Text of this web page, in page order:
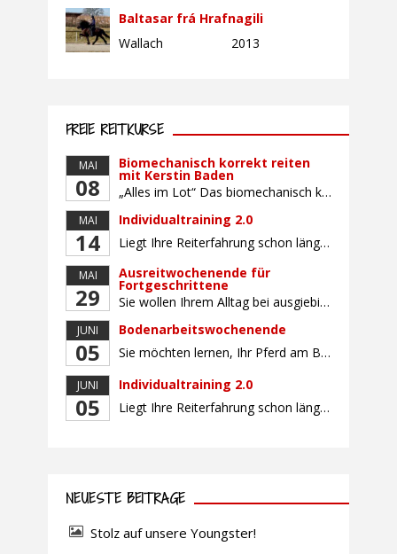
Baltasar frá Hrafnagili
Wallach
2013
FREIE REITKURSE
MAI
08
Biomechanisch korrekt reiten
mit Kerstin Baden
„Alles im Lot“ Das biomechanisch korrekte Reiten vereint viele wichtige Erkenntnisse der Reitkunst und der Physiologie von Pferd und Reiter miteinander. Ziel ist die größtmögliche Symmetrie des Reiters, denn erst wenn „alles im Lot“ ist, kann das Pferd den Reiter ausbalanciert und losgelassen tragen. Dafür muss der Reiter lernen, die Reaktionen seines Pferdes auf seinen […]
MAI
14
Individualtraining 2.0
Liegt Ihre Reiterfahrung schon länger zurück oder fühlen Sie sich noch nicht richtig fit? Oder sind Sie bereits ein sicherer Reiter und freuen sich auf weiterführenden Unterricht? Training für Reiter:innen mit unterschiedlicher Reiterfahrung, auf die Wünsche und Kenntnisse des Einzelnen abgestimmt. Ein abwechslungsreiches Programm mit individuellem Reitunterricht mit unterschiedlichen Schwerpunkten und für Fortgeschrittene auch mit […]
MAI
29
Ausreitwochenende für
Fortgeschrittene
Sie wollen Ihrem Alltag bei ausgiebigen Ritten durch unser wunderschönes Gelände entfliehen? Dann ist das Ausreitwochenende genau das Richtige. Geübte und sichere Reiter und Reiterinnen genießen die herrliche Natur unter erfahrener Rittführung. Teilnahme mit Leih- oder eigenem Pferd möglich. Mindestteilnehmerzahl: 5 Personen
JUNI
05
Bodenarbeitswochenende
Sie möchten lernen, Ihr Pferd am Boden gezielt zu gymnastizieren und durch feine Kommunikation zu führen? Dieser Kurs vermittelt, wie gezieltes und korrektes Longieren zur gymnastizierenden Arbeit mit dem Pferd beitragen. Wir arbeiten mit Hilfe eines Kappzaums – ohne Ausbinder oder andere Hilfszügel. Im Mittelpunkt stehen feine Kommunikation, klare Körpersprache und präzise Hilfengebung mit dem […]
JUNI
05
Individualtraining 2.0
Liegt Ihre Reiterfahrung schon länger zurück oder fühlen Sie sich noch nicht richtig fit? Oder sind Sie bereits ein sicherer Reiter und freuen sich auf weiterführenden Unterricht? Training für Reiter:innen mit unterschiedlicher Reiterfahrung, auf die Wünsche und Kenntnisse des Einzelnen abgestimmt. Ein abwechslungsreiches Programm mit individuellem Reitunterricht und für Fortgeschrittene auch mit Gangtraining findet in […]
NEUESTE BEITRÄGE
Stolz auf unsere Youngster!